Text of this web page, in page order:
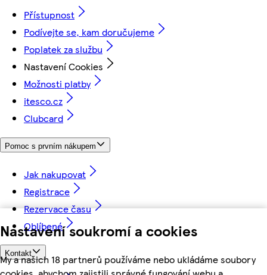
Nastavení soukromí a cookies
My a našich 18 partnerů používáme nebo ukládáme soubory
Přístupnost
Podívejte se, kam doručujeme
Poplatek za službu
Nastavení Cookies
Možnosti platby
itesco.cz
Clubcard
Pomoc s prvním nákupem
Jak nakupovat
Registrace
Rezervace času
Oblíbené
Kontakt